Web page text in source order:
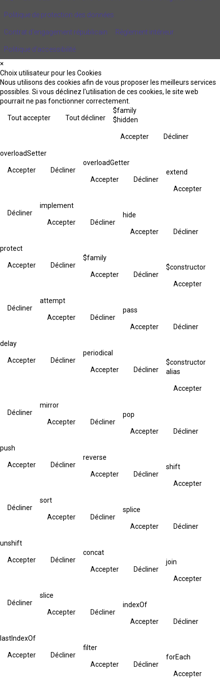
Politique de protection des données
Contrat d'engagement républicain Règlement intérieur
Politique d’accessibilité
×
Choix utilisateur pour les Cookies
Nous utilisons des cookies afin de vous proposer les meilleurs services
possibles. Si vous déclinez l'utilisation de ces cookies, le site web
pourrait ne pas fonctionner correctement.
Tout accepter Tout décliner
$family
$hidden
Accepter Décliner
overloadSetter
Accepter Décliner
overloadGetter
Accepter Décliner
extend
Accepter
Décliner
implement
Accepter Décliner
hide
Accepter Décliner
protect
Accepter Décliner
$family
Accepter Décliner
$constructor
Accepter
Décliner
attempt
Accepter Décliner
pass
Accepter Décliner
delay
Accepter Décliner
periodical
Accepter Décliner
$constructor
alias
Accepter
Décliner
mirror
Accepter Décliner
pop
Accepter Décliner
push
Accepter Décliner
reverse
Accepter Décliner
shift
Accepter
Décliner
sort
Accepter Décliner
splice
Accepter Décliner
unshift
Accepter Décliner
concat
Accepter Décliner
join
Accepter
Décliner
slice
Accepter Décliner
indexOf
Accepter Décliner
lastIndexOf
Accepter Décliner
filter
Accepter Décliner
forEach
Accepter